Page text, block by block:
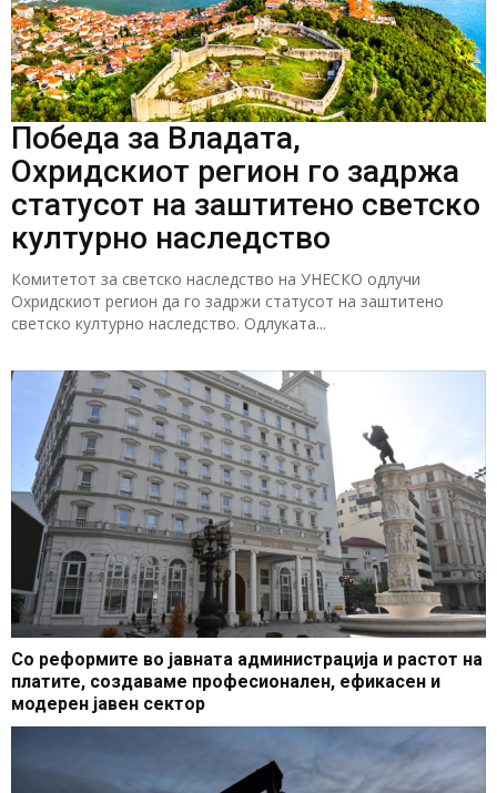
Победа за Владата,
Охридскиот регион го задржа
статусот на заштитено светско
културно наследство
Комитетот за светско наследство на УНЕСКО одлучи
Охридскиот регион да го задржи статусот на заштитено
светско културно наследство. Одлуката...
Со реформите во јавната администрација и растот на
платите, создаваме професионален, ефикасен и
модерен јавен сектор